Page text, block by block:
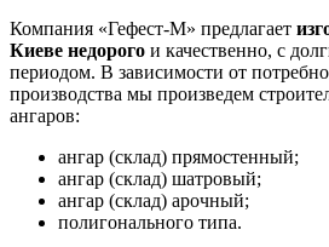
Компания «Гефест-М» предлагает
Киеве недорого и качественно, с
периодом. В зависимости от
производства мы произведем
ангаров:
ангар (склад) прямостенный;
ангар (склад) шатровый;
ангар (склад) арочный;
полигонального типа.